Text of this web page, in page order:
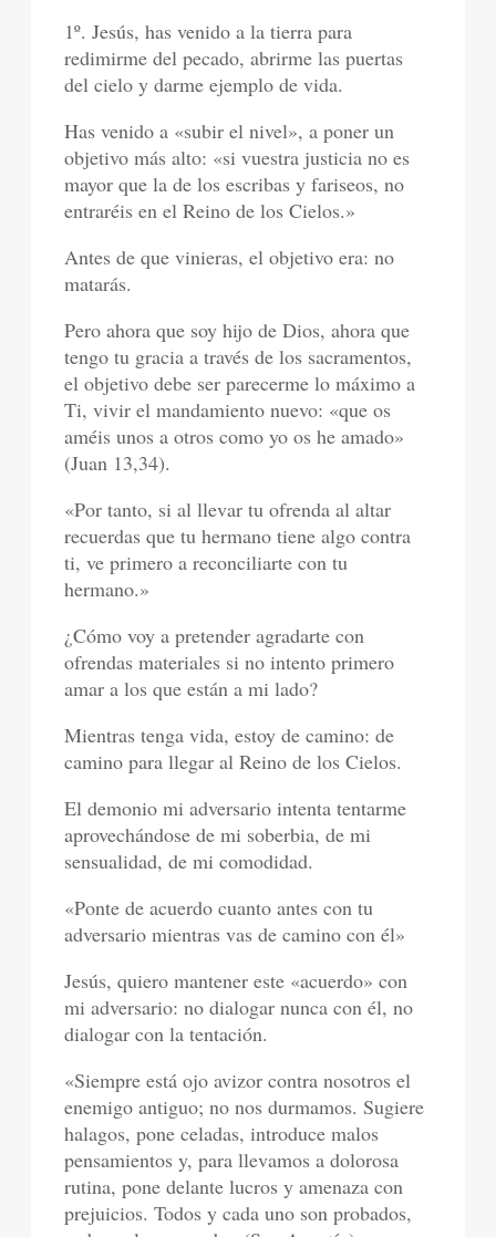
1º. Jesús, has venido a la tierra para
redimirme del pecado, abrirme las puertas
del cielo y darme ejemplo de vida.
Has venido a «subir el nivel», a poner un
objetivo más alto: «si vuestra justicia no es
mayor que la de los escribas y fariseos, no
entraréis en el Reino de los Cielos.»
Antes de que vinieras, el objetivo era: no
matarás.
Pero ahora que soy hijo de Dios, ahora que
tengo tu gracia a través de los sacramentos,
el objetivo debe ser parecerme lo máximo a
Ti, vivir el mandamiento nuevo: «que os
améis unos a otros como yo os he amado»
(Juan 13,34).
«Por tanto, si al llevar tu ofrenda al altar
recuerdas que tu hermano tiene algo contra
ti, ve primero a reconciliarte con tu
hermano.»
¿Cómo voy a pretender agradarte con
ofrendas materiales si no intento primero
amar a los que están a mi lado?
Mientras tenga vida, estoy de camino: de
camino para llegar al Reino de los Cielos.
El demonio mi adversario intenta tentarme
aprovechándose de mi soberbia, de mi
sensualidad, de mi comodidad.
«Ponte de acuerdo cuanto antes con tu
adversario mientras vas de camino con él»
Jesús, quiero mantener este «acuerdo» con
mi adversario: no dialogar nunca con él, no
dialogar con la tentación.
«Siempre está ojo avizor contra nosotros el
enemigo antiguo; no nos durmamos. Sugiere
halagos, pone celadas, introduce malos
pensamientos y, para llevamos a dolorosa
rutina, pone delante lucros y amenaza con
prejuicios. Todos y cada uno son probados,